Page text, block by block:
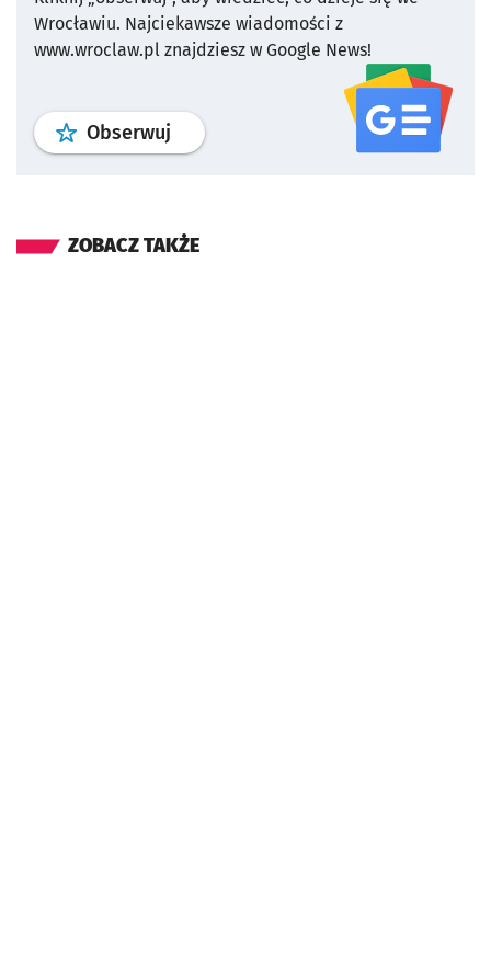
Wrocławiu. Najciekawsze wiadomości z
www.wroclaw.pl znajdziesz w Google News!
Obserwuj profil serwisu
ZOBACZ TAKŻE